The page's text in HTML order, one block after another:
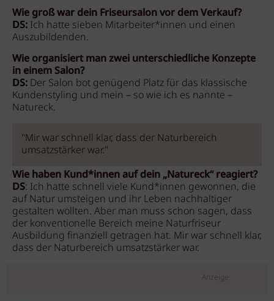
Wie groß war dein Friseursalon vor dem Verkauf?
DS: Ich hatte sieben Mitarbeiter*innen und einen
Auszubildenden.
Wie organisiert man zwei unterschiedliche Konzepte
in einem Salon?
DS: Der Salon bot genügend Platz für das klassische
Kundenstyling und mein – so wie ich es nannte –
Natureck.
"Mir war schnell klar, dass der Naturbereich
umsatzstärker war."
Wie haben Kund*innen auf dein „Natureck“ reagiert?
DS: Ich hatte schnell viele Kund*innen gewonnen, die
auf Natur umsteigen und ihr Leben nachhaltiger
gestalten wollten. Aber man muss schon sagen, dass
der konventionelle Bereich meine Naturfriseur
Ausbildung finanziell getragen hat. Mir war schnell klar,
dass der Naturbereich umsatzstärker war.
Anzeige